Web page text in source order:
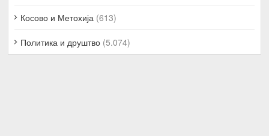
Косово и Метохија (613)
Политика и друштво (5.074)